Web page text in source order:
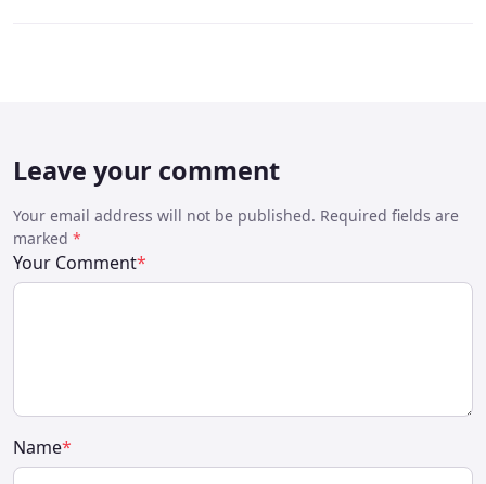
Leave your comment
Your email address will not be published. Required fields are
marked *
Your Comment*
Name*